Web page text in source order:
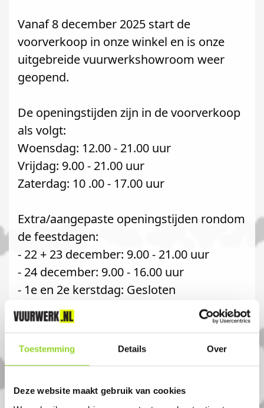
Toestemming Details Over
Deze website maakt gebruik van cookies
Vanaf 8 december 2025 start de
voorverkoop in onze winkel en is onze
uitgebreide vuurwerkshowroom weer
geopend.
De openingstijden zijn in de voorverkoop
als volgt:
Woensdag: 12.00 - 21.00 uur
Vrijdag: 9.00 - 21.00 uur
Zaterdag: 10 .00 - 17.00 uur
Extra/aangepaste openingstijden rondom
de feestdagen:
- 22 + 23 december: 9.00 - 21.00 uur
- 24 december: 9.00 - 16.00 uur
- 1e en 2e kerstdag: Gesloten
- 27 december: 10.00 - 17.00 uur
- 28 december: 10.00 - 16.00 uur
- 29 december 2025: 8.00 - 21.00 uur